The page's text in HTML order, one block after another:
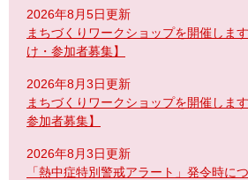
2026年8月5日更新
まちづくりワークショップを開催しま
け・参加者募集】
2026年8月3日更新
まちづくりワークショップを開催しま
参加者募集】
2026年8月3日更新
「熱中症特別警戒アラート」発令時に